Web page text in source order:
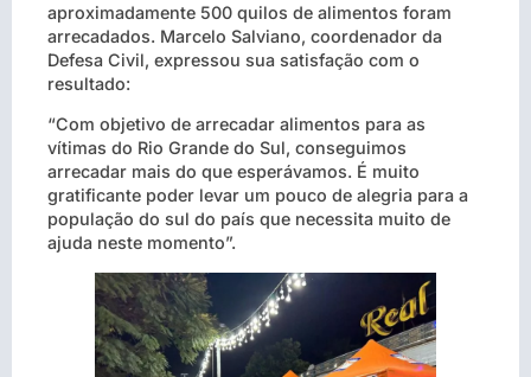
aproximadamente 500 quilos de alimentos foram
arrecadados. Marcelo Salviano, coordenador da
Defesa Civil, expressou sua satisfação com o
resultado:
“Com objetivo de arrecadar alimentos para as
vítimas do Rio Grande do Sul, conseguimos
arrecadar mais do que esperávamos. É muito
gratificante poder levar um pouco de alegria para a
população do sul do país que necessita muito de
ajuda neste momento”.